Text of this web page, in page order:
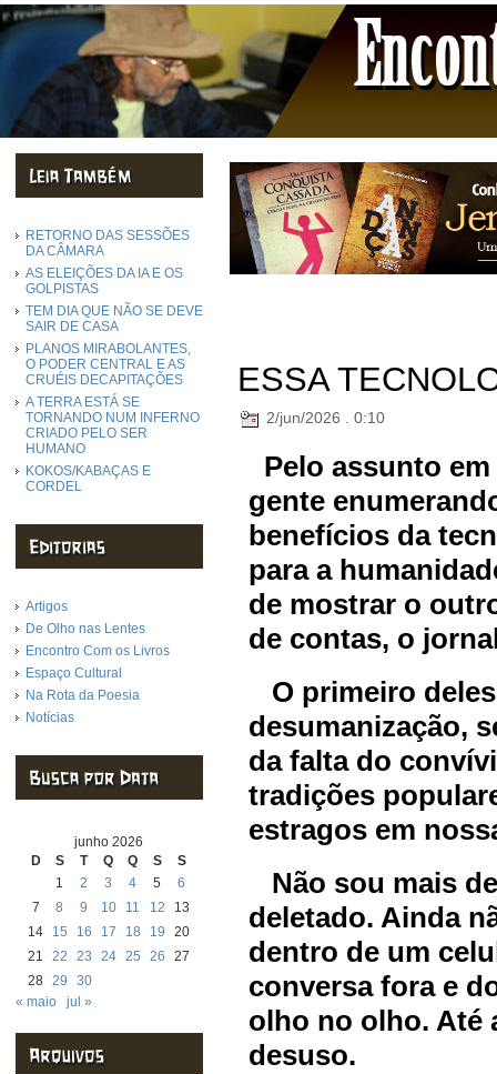
RETORNO DAS SESSÕES
DA CÂMARA
AS ELEIÇÕES DA IA E OS
GOLPISTAS
TEM DIA QUE NÃO SE DEVE
SAIR DE CASA
PLANOS MIRABOLANTES,
O PODER CENTRAL E AS
CRUÉIS DECAPITAÇÕES
A TERRA ESTÁ SE
TORNANDO NUM INFERNO
CRIADO PELO SER
HUMANO
KOKOS/KABAÇAS E
CORDEL
Artigos
De Olho nas Lentes
Encontro Com os Livros
Espaço Cultural
Na Rota da Poesia
Notícias
junho 2026
D
S T Q Q S
S
1
2 3 4 5
6
7
8 9 10 11 12
13
14
15 16 17 18 19
20
21
22 23 24 25 26
27
28 29
30
« maio
jul »
ESSA
2/jun/2026 . 0:10
Pelo assunto
gente
benefícios da
para a
de mostrar o
de contas, o
O primeiro
desumanização,
da falta do
tradições
estragos em
Não sou mais
deletado. Ainda
dentro de um
conversa fora e
olho no olho. Até
desuso.